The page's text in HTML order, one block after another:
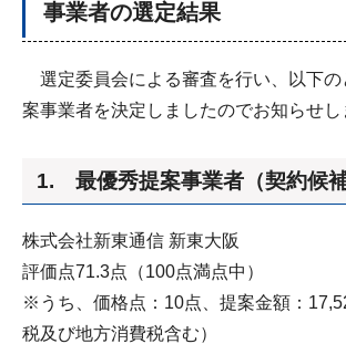
事業者の選定結果
選定委員会による審査を行い、以下の
案事業者を決定しましたのでお知らせし
1. 最優秀提案事業者（契約候補
株式会社新東通信 新東大阪
評価点71.3点（100点満点中）
※うち、価格点：10点、提案金額：
税及び地方消費税含む）